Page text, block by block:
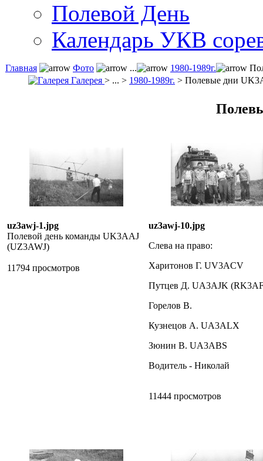
Полевой День
Календарь УКВ
Главная Фото ... 1980-1989г.
Галерея > ... > 1980-1989г. > Полевые дни
uz3awj-1.jpg
Полевой день команды UK3AAJ
(UZ3AWJ)
11794 просмотров
uz3awj-10.jpg
Слева на право:
Харитонов Г. UV3ACV
Путцев Д. UA3AJK
Горелов В.
Кузнецов А. UA3ALX
Зюнин В. UA3ABS
Водитель - Николай
11444 просмотров